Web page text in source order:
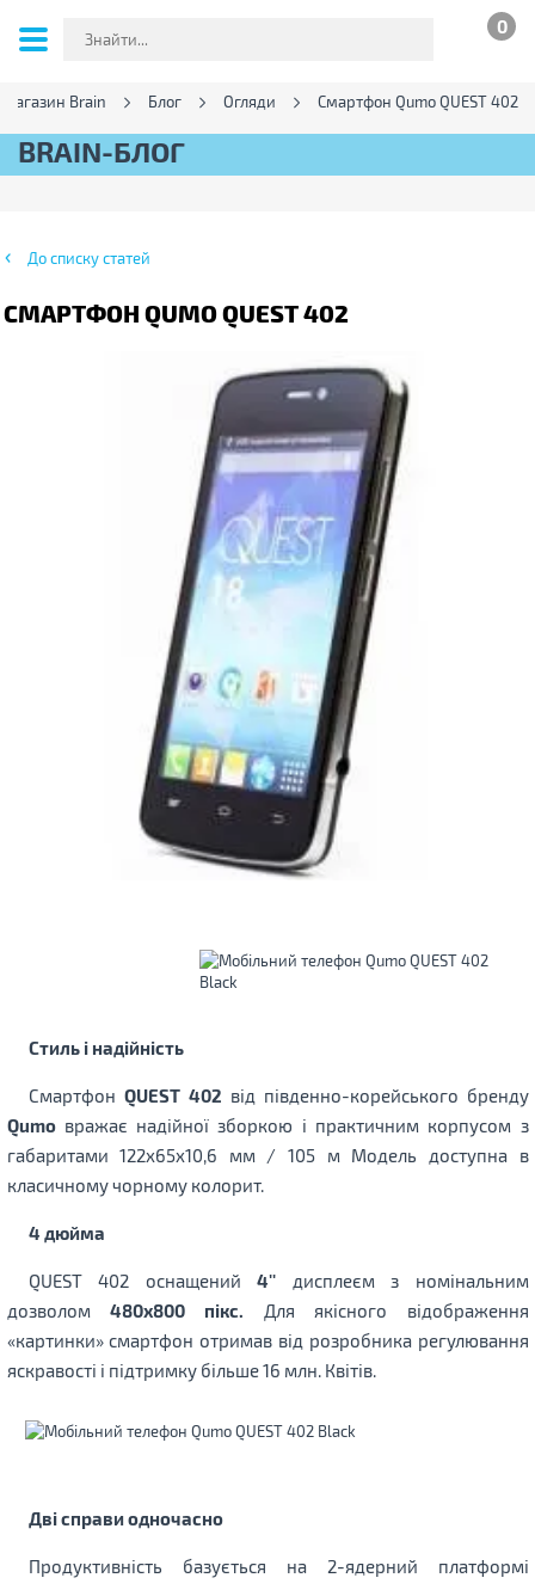
0
магазин Brain Блог Огляди Смартфон Qumo QUEST 402
BRAIN-БЛОГ
До списку статей
СМАРТФОН QUMO QUEST 402
Стиль і надійність
Смартфон QUEST 402 від південно-корейського бренду
Qumoвражає надійної зборкою і практичним корпусом з
габаритами 122x65x10,6 мм / 105 м Модель доступна в
класичному чорному колорит.
4 дюйма
QUEST 402 оснащений 4'' дисплеєм з номінальним
дозволом 480х800 пікс. Для якісного відображення
«картинки» смартфон отримав від розробника регулювання
яскравості і підтримку більше 16 млн. Квітів.
Дві справи одночасно
Продуктивність базується на 2-ядерний платформі